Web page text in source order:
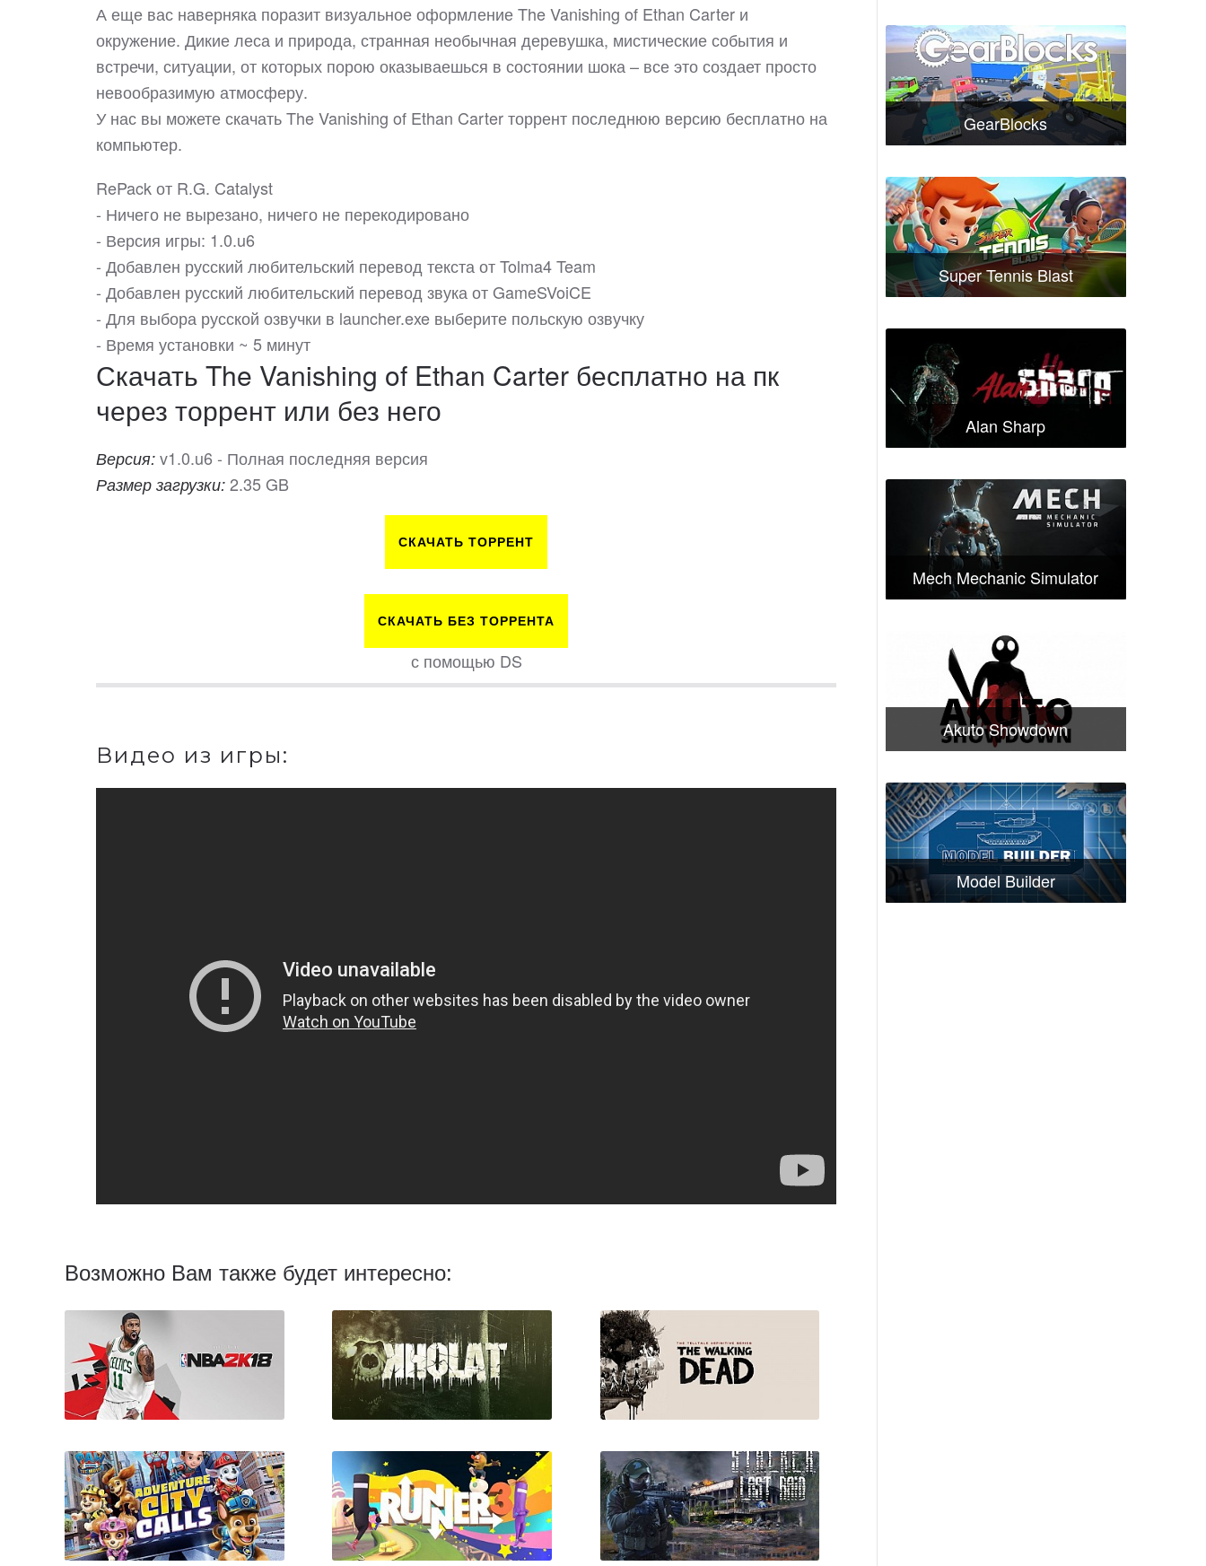
А еще вас наверняка поразит визуальное оформление The Vanishing of Ethan Carter и
окружение. Дикие леса и природа, странная необычная деревушка, мистические события и
встречи, ситуации, от которых порою оказываешься в состоянии шока – все это создает просто
невообразимую атмосферу.
У нас вы можете скачать The Vanishing of Ethan Carter торрент последнюю версию бесплатно на
компьютер.
RePack от R.G. Catalyst
- Ничего не вырезано, ничего не перекодировано
- Версия игры: 1.0.u6
- Добавлен русский любительский перевод текста от Tolma4 Team
- Добавлен русский любительский перевод звука от GameSVoiCE
- Для выбора русской озвучки в launcher.exe выберите польскую озвучку
- Время установки ~ 5 минут
Скачать The Vanishing of Ethan Carter бесплатно на пк
через торрент или без него
Версия: v1.0.u6 - Полная последняя версия
Размер загрузки: 2.35 GB
СКАЧАТЬ ТОРРЕНТ
СКАЧАТЬ БЕЗ ТОРРЕНТА
с помощью DS
Видео из игры:
Возможно Вам также будет интересно:
NBA 2K18 Kholat
The Walking Dead: The
GearBlocks
Super Tennis Blast
Alan Sharp
Mech Mechanic Simulator
Akuto Showdown
Model Builder